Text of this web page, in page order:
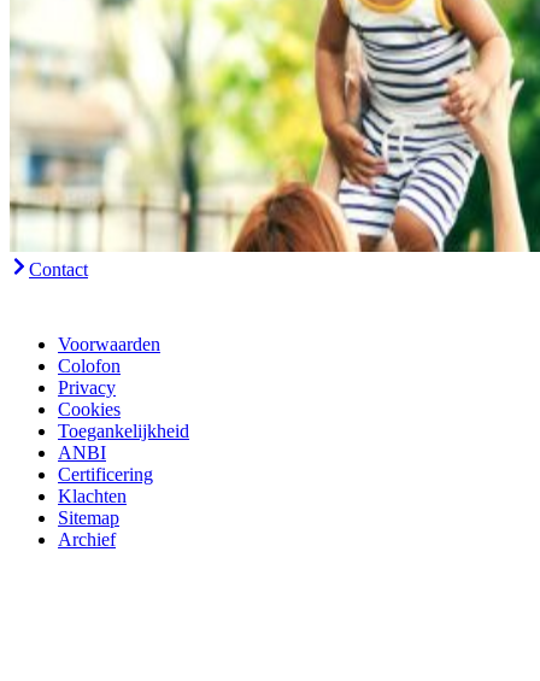
Contact
Voorwaarden
Colofon
Privacy
Cookies
Toegankelijkheid
ANBI
Certificering
Klachten
Sitemap
Archief